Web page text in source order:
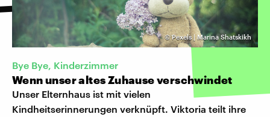
©Pexels | Marina Shatskikh
Bye Bye, Kinderzimmer
Wenn unser altes Zuhause verschwindet
Unser Elternhaus ist mit vielen
Kindheitserinnerungen verknüpft. Viktoria teilt ihre